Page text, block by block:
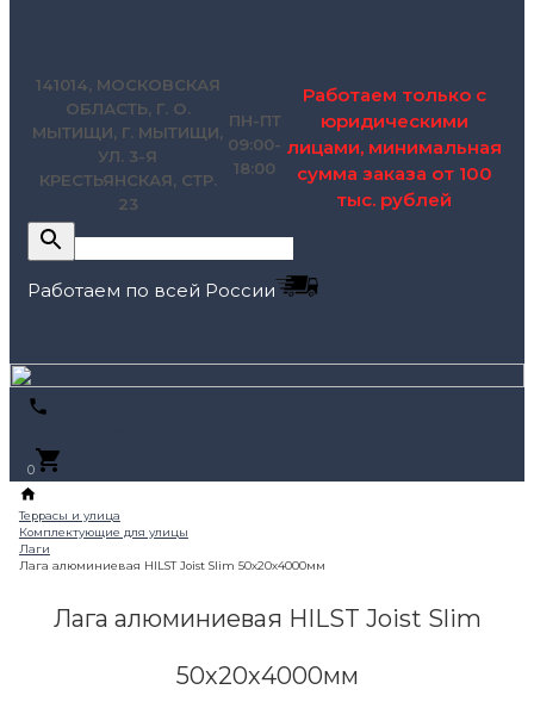
141014, МОСКОВСКАЯ
ОБЛАСТЬ, Г. О.
МЫТИЩИ, Г. МЫТИЩИ,
УЛ. 3-Я
КРЕСТЬЯНСКАЯ, СТР.
23
ПН-ПТ
09:00-
18:00
Работаем только с
юридическими
лицами, минимальная
сумма заказа от 100
тыс. рублей
Работаем по всей России
0
Лага алюминиевая HILST Joist Slim
50х20х4000мм